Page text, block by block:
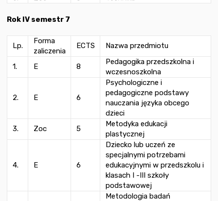
Rok IV semestr 7
Lp.
Forma
zaliczenia
ECTS Nazwa przedmiotu
1. E 8
Pedagogika przedszkolna i
wczesnoszkolna
2. E 6
Psychologiczne i
pedagogiczne podstawy
nauczania języka obcego
dzieci
3.
Zoc 5
Metodyka edukacji
plastycznej
4. E 6
Dziecko lub uczeń ze
specjalnymi potrzebami
edukacyjnymi w przedszkolu i
klasach I -III szkoły
podstawowej
Metodologia badań